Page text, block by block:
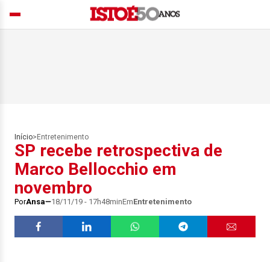
Início> Entretenimento
SP recebe retrospectiva de
Marco Bellocchio em
novembro
PorAnsa 18/11/19 - 17h48minEmEntretenimento